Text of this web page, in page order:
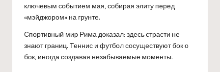
ключевым событием мая, собирая элиту перед
«мэйджором» на грунте.
Спортивный мир Рима доказал: здесь страсти не
знают границ. Теннис и футбол сосуществуют бок о
бок, иногда создавая незабываемые моменты.